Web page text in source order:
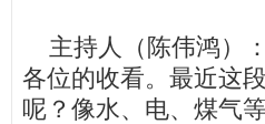
主持人（陈伟鸿）
各位的收看。最近这
呢？像水、电、煤气